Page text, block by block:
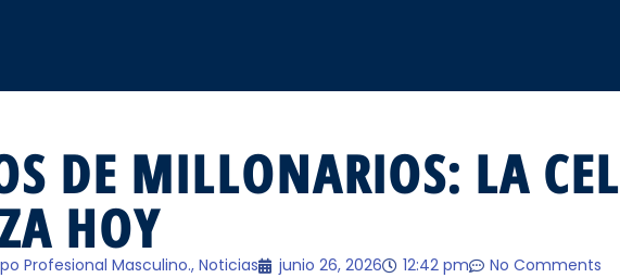
DE MILLONARIOS: LA
HOY
Profesional Masculino., Noticias junio 26, 2026 12:42 pm No Comments